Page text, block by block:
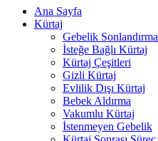
Ana Sayfa
Kürtaj
Gebelik Sonlandırma
İsteğe Bağlı Kürtaj
Kürtaj Çeşitleri
Gizli Kürtaj
Evlilik Dışı Kürtaj
Bebek Aldırma
Vakumlu Kürtaj
İstenmeyen Gebelik